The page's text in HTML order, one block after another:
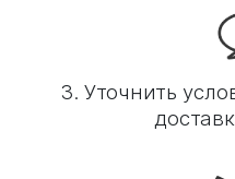
3. Уточнить